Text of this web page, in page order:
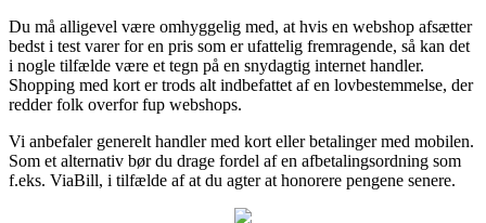
Du må alligevel være omhyggelig med, at hvis en webshop afsætter
bedst i test varer for en pris som er ufattelig fremragende, så kan det
i nogle tilfælde være et tegn på en snydagtig internet handler.
Shopping med kort er trods alt indbefattet af en lovbestemmelse, der
redder folk overfor fup webshops.
Vi anbefaler generelt handler med kort eller betalinger med mobilen.
Som et alternativ bør du drage fordel af en afbetalingsordning som
f.eks. ViaBill, i tilfælde af at du agter at honorere pengene senere.